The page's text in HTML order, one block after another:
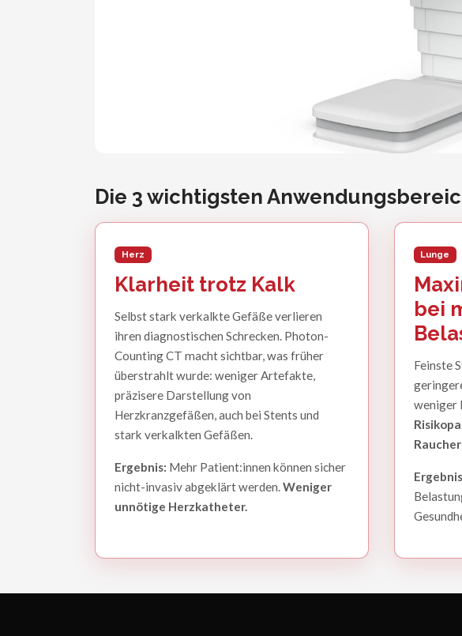
Die 3 wichtigsten
Herz
Klarheit trotz Kalk
Selbst stark verkalkte Gefäße verlieren
ihren diagnostischen Schrecken. Photon-
Counting CT macht sichtbar, was früher
überstrahlt wurde: weniger Artefakte,
präzisere Darstellung von
Herzkranzgefäßen, auch bei Stents und
stark verkalkten Gefäßen.
Ergebnis: Mehr Patient:innen können sicher
nicht-invasiv abgeklärt werden. Weniger
unnötige Herzkatheter.
Lunge
bei
Feinste
weniger